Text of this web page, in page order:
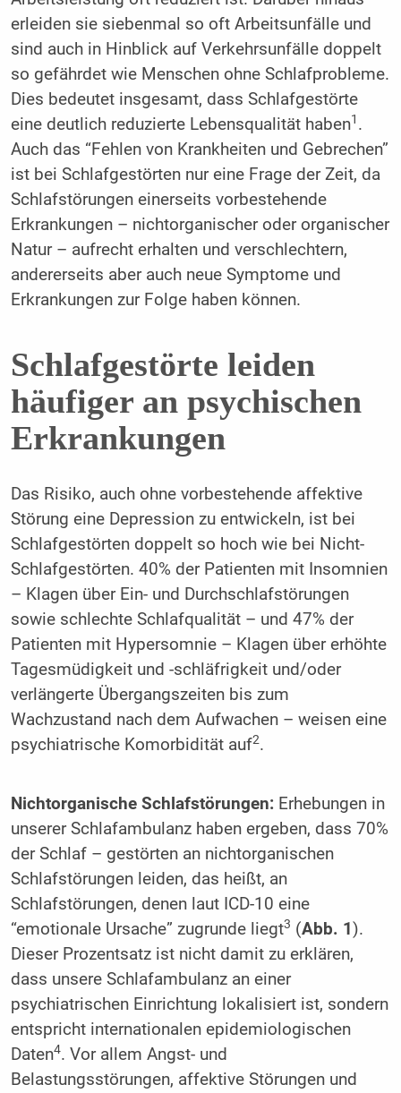
erleiden sie siebenmal so oft Arbeitsunfälle und
sind auch in Hinblick auf Verkehrsunfälle doppelt
so gefährdet wie Menschen ohne Schlafprobleme.
Dies bedeutet insgesamt, dass Schlafgestörte
eine deutlich reduzierte Lebensqualität haben1 .
Auch das “Fehlen von Krankheiten und Gebrechen”
ist bei Schlafgestörten nur eine Frage der Zeit, da
Schlafstörungen einerseits vorbestehende
Erkrankungen – nichtorganischer oder organischer
Natur – aufrecht erhalten und verschlechtern,
andererseits aber auch neue Symptome und
Erkrankungen zur Folge haben können.
Schlafgestörte leiden
häufiger an psychischen
Erkrankungen
Das Risiko, auch ohne vorbestehende affektive
Störung eine Depression zu entwickeln, ist bei
Schlafgestörten doppelt so hoch wie bei Nicht-
Schlafgestörten. 40% der Patienten mit Insomnien
– Klagen über Ein- und Durchschlafstörungen
sowie schlechte Schlafqualität – und 47% der
Patienten mit Hypersomnie – Klagen über erhöhte
Tagesmüdigkeit und -schläfrigkeit und/oder
verlängerte Übergangszeiten bis zum
Wachzustand nach dem Aufwachen – weisen eine
psychiatrische Komorbidität auf2.
Nichtorganische Schlafstörungen:Erhebungen in
unserer Schlafambulanz haben ergeben, dass 70%
der Schlaf – gestörten an nichtorganischen
Schlafstörungen leiden, das heißt, an
Schlafstörungen, denen laut ICD-10 eine
“emotionale Ursache” zugrunde liegt3 (Abb. 1).
Dieser Prozentsatz ist nicht damit zu erklären,
dass unsere Schlafambulanz an einer
psychiatrischen Einrichtung lokalisiert ist, sondern
entspricht internationalen epidemiologischen
Daten4. Vor allem Angst- und
Belastungsstörungen, affektive Störungen und